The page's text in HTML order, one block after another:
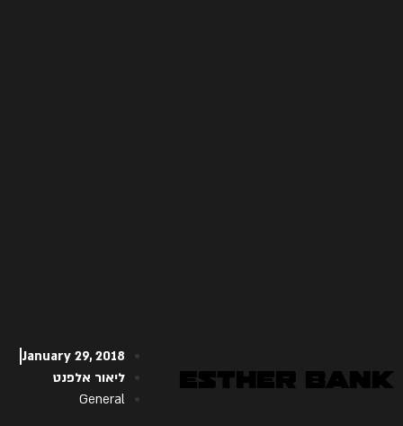
Esther Bank
January 29, 2018
ליאור אלפנט
General